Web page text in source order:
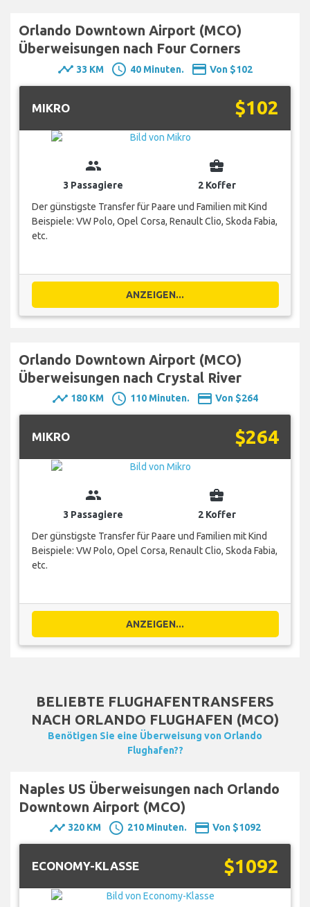
Orlando Downtown Airport (MCO)
Überweisungen nach Four Corners
timeline 33 KM schedule 40 Minuten. payment Von $102
MIKRO $102
group
3 Passagiere
business_center
2 Koffer
Der günstigste Transfer für Paare und Familien mit Kind
Beispiele: VW Polo, Opel Corsa, Renault Clio, Skoda Fabia,
etc.
ANZEIGEN...
Orlando Downtown Airport (MCO)
Überweisungen nach Crystal River
timeline 180 KM schedule 110 Minuten. payment Von $264
MIKRO $264
group
3 Passagiere
business_center
2 Koffer
Der günstigste Transfer für Paare und Familien mit Kind
Beispiele: VW Polo, Opel Corsa, Renault Clio, Skoda Fabia,
etc.
ANZEIGEN...
BELIEBTE FLUGHAFENTRANSFERS
NACH ORLANDO FLUGHAFEN (MCO)
Benötigen Sie eine Überweisung von Orlando
Flughafen??
Naples US Überweisungen nach Orlando
Downtown Airport (MCO)
timeline 320 KM schedule 210 Minuten. payment Von $1092
ECONOMY-KLASSE $1092